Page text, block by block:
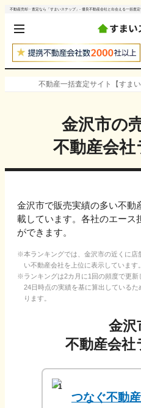
不動産売却・査定なら「すまいステップ」- 優良不動産会社と出会える一括査定
不動産一括査定サイト【すまい
金沢市の
不動産会
金沢市で販売実績の多い不動
載しています。各社のエース
ができます。
本ランキングでは、 金沢市の近くに店
い不動産会社を上位に表示しています。
ランキングは2カ月に1回の頻度で更
24日時点の実績を基に算出している
ります。
金沢
不動産会
1
つなぐ不動